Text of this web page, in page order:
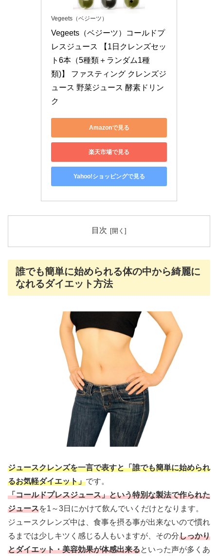
Vegeets（ベジーツ）
Vegeets（ベジーツ）コールドプ
レスジュース 【1日クレンズセッ
ト6本（5種類＋ランダム1種
類)】 ファスティング クレンズジ
ュース 野菜ジュース 酵素ドリン
ク
Amazonで見る
楽天市場で見る
Yahoo!ショッピングで見る
目次
誰でも簡単に始められる体の中から綺麗に
なれるダイエット方法
ジュースクレンズを一言で表すと「誰でも簡単に始められ
るお気軽ダイエット」です。
「コールドプレスジュース」という特別な製法で作られた
ジュースを1～3日にかけて飲んでいくだけとなります。
ジュースクレンズ中は、食事を摂る事が出来ないので慣れ
るまでは少しキツく感じる人もいますが、その分しっかり
とダイエット・美容効果が体感出来るといった声が多くあ